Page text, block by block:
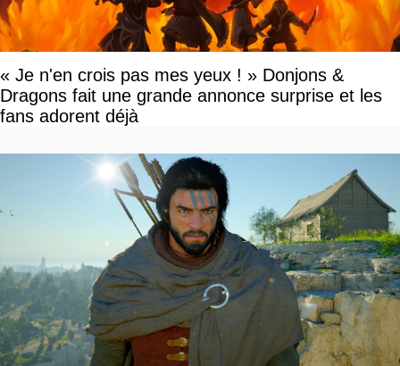
« Je n'en crois pas mes yeux ! » Donjons &
Dragons fait une grande annonce surprise et les
fans adorent déjà